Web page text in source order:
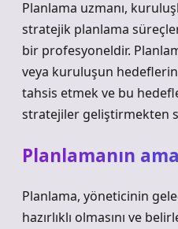
Planlama uzmanı,
stratejik planlama
bir profesyoneldir.
veya kuruluşun
tahsis etmek ve bu
stratejiler geliştirmekten
Planlamanın
Planlama, yöneticinin
hazırlıklı olmasını ve